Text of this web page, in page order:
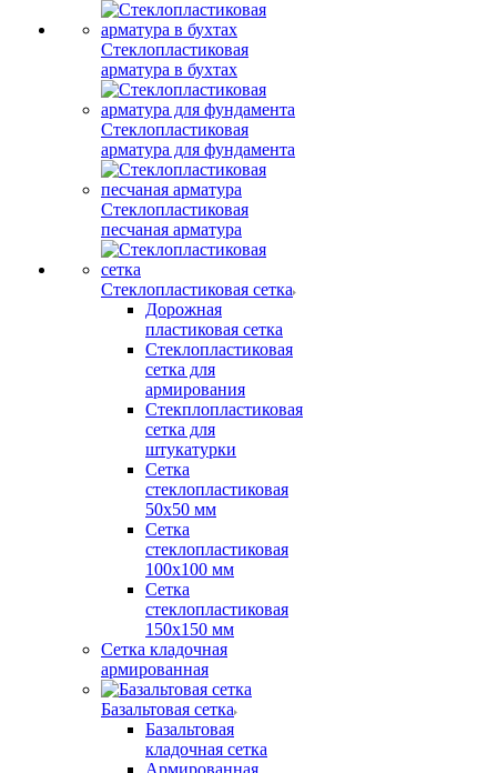
Стеклопластиковая
арматура в бухтах
Стеклопластиковая
арматура для фундамента
Стеклопластиковая
песчаная арматура
Стеклопластиковая сетка
Дорожная
пластиковая сетка
Стеклопластиковая
сетка для
армирования
Стекплопластиковая
сетка для
штукатурки
Сетка
стеклопластиковая
50x50 мм
Сетка
стеклопластиковая
100x100 мм
Сетка
стеклопластиковая
150x150 мм
Сетка кладочная
армированная
Базальтовая сетка
Базальтовая
кладочная сетка
Армированная